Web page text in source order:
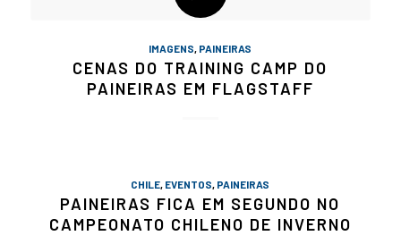
IMAGENS, PAINEIRAS
CENAS DO TRAINING CAMP DO
PAINEIRAS EM FLAGSTAFF
CHILE, EVENTOS, PAINEIRAS
PAINEIRAS FICA EM SEGUNDO NO
CAMPEONATO CHILENO DE INVERNO